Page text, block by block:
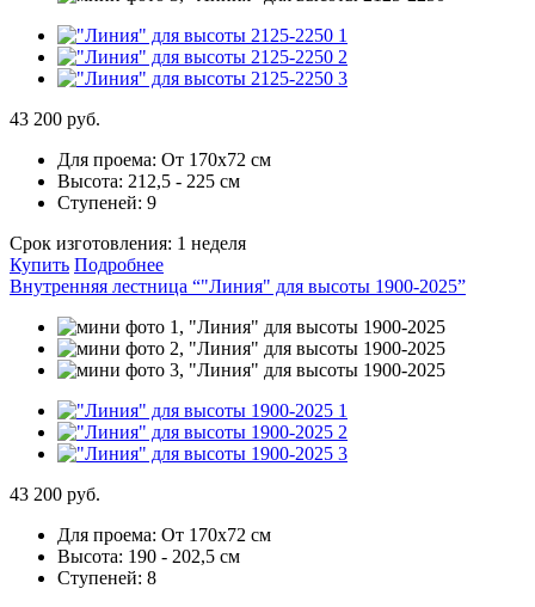
43 200 руб.
Для проема: От 170х72 см
Высота: 212,5 - 225 см
Ступеней: 9
Срок изготовления: 1 неделя
Купить Подробнее
Внутренняя лестница “"Линия" для высоты 1900-2025”
43 200 руб.
Для проема: От 170х72 см
Высота: 190 - 202,5 см
Ступеней: 8